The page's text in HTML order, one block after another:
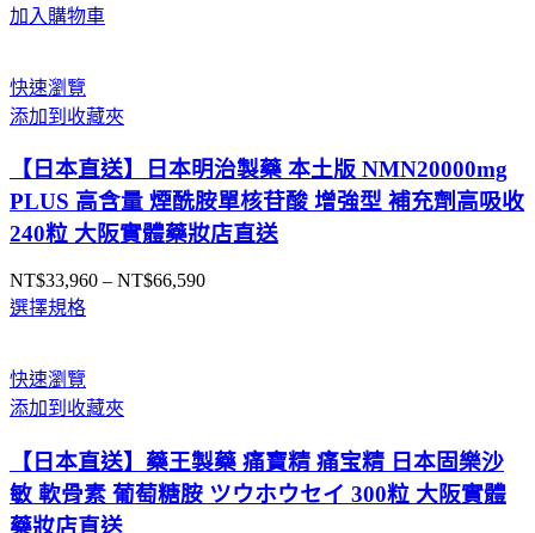
加入購物車
快速瀏覽
添加到收藏夾
【日本直送】日本明治製藥 本土版 NMN20000mg
PLUS 高含量 煙酰胺單核苷酸 增強型 補充劑高吸收
240粒 大阪實體藥妝店直送
NT$33,960 – NT$66,590價
選擇規格
快速瀏覽
添加到收藏夾
【日本直送】藥王製藥 痛寶精 痛宝精 日本固樂沙
敏 軟骨素 葡萄糖胺 ツウホウセイ 300粒 大阪實體
藥妝店直送